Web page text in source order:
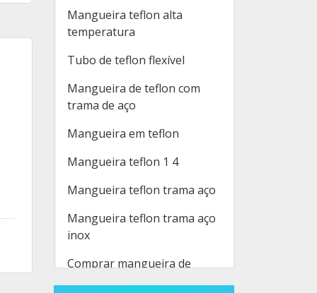
Mangueira teflon alta
temperatura
Tubo de teflon flexível
Mangueira de teflon com
trama de aço
Mangueira em teflon
Mangueira teflon 1 4
Mangueira teflon trama aço
Mangueira teflon trama aço
inox
Comprar mangueira de